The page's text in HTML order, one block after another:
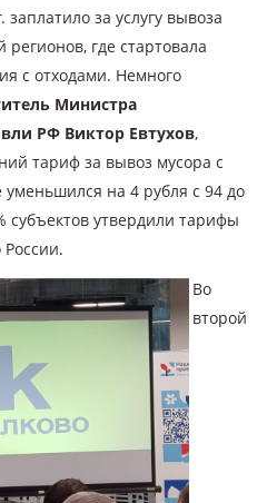
за услугу вывоза
регионов, где стартовала
с отходами. Немного
Министра
РФ Виктор Евтухов,
тариф за вывоз мусора с
уменьшился на 4 рубля с 94 до
субъектов утвердили тарифы
Во
второй